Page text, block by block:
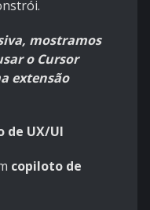
mostramos
o Cursor
extensão
de UX/UI
copiloto de